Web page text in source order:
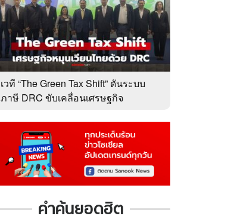
เวที “The Green Tax Shift” ดันระบบ
ภาษี DRC ขับเคลื่อนเศรษฐกิจ
คำค้นยอดฮิต